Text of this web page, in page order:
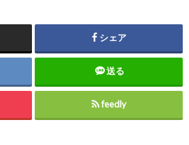
シェア
送る
feedly